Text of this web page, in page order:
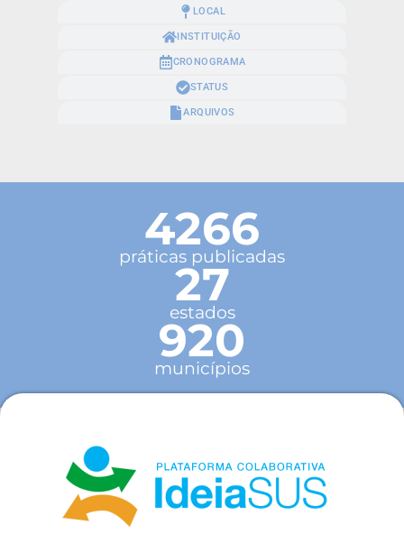
LOCAL
INSTITUIÇÃO
CRONOGRAMA
STATUS
ARQUIVOS
4266
práticas publicadas
27
estados
920
municípios